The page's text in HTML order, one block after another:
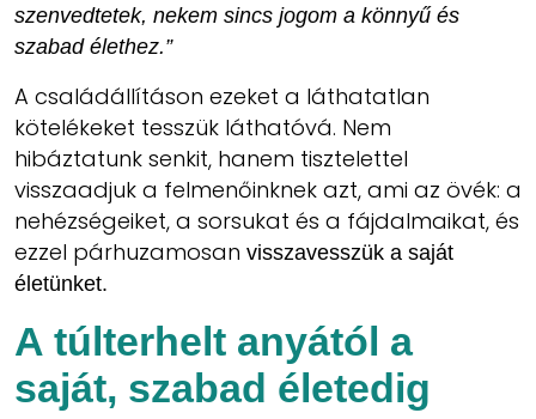
szenvedtetek, nekem sincs jogom a könnyű és
szabad élethez.”
A családállításon ezeket a láthatatlan
kötelékeket tesszük láthatóvá. Nem
hibáztatunk senkit, hanem tisztelettel
visszaadjuk a felmenőinknek azt, ami az övék: a
nehézségeiket, a sorsukat és a fájdalmaikat, és
ezzel párhuzamosan visszavesszük a saját
életünket.
A túlterhelt anyától a
saját, szabad életedig